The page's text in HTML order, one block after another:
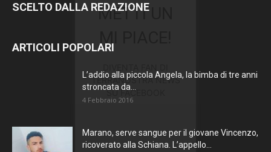
SCELTO DALLA REDAZIONE
ARTICOLI POPOLARI
L’addio alla piccola Angela, la bimba di tre anni
stroncata da...
4 Febbraio 2016
Marano, serve sangue per il giovane Vincenzo,
ricoverato alla Schiana. L’appello...
METTI UN
TERRANOSTRA NEWS
SU FACEBOOK